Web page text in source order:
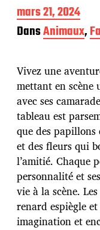
D
a
t
e
p
u
b
l
i
c
a
t
i
o
n
mars 21, 2024
DansAnimaux,
Vivez une
mettant en
avec ses
tableau est
que des papillons
et des fleurs qui
l’amitié. Chaque
personnalité et
vie à la scène.
renard espiègle
imagination et